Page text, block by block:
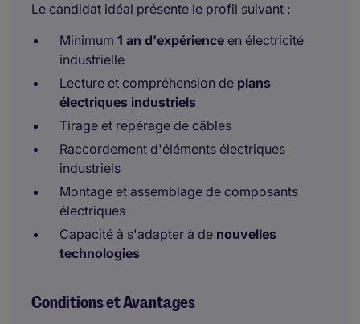
Le candidat idéal présente le profil suivant :
Minimum 1 an d'expérience en électricité
industrielle
Lecture et compréhension de plans
électriques industriels
Tirage et repérage de câbles
Raccordement d'éléments électriques
industriels
Montage et assemblage de composants
électriques
Capacité à s'adapter à de nouvelles
technologies
Conditions et Avantages